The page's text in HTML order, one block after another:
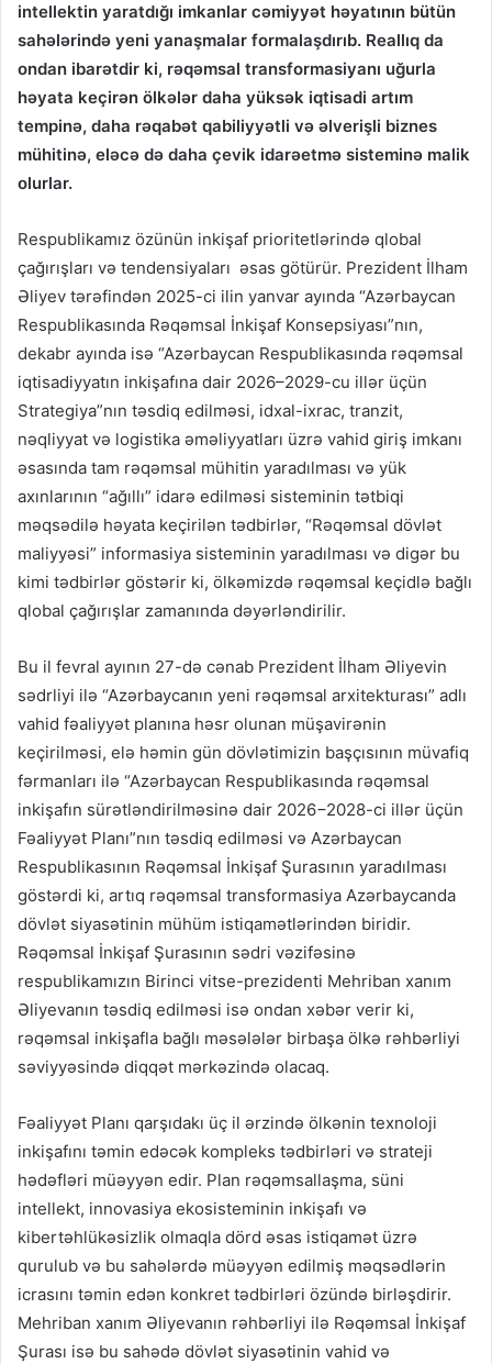
intellektin yaratdığı imkanlar cəmiyyət həyatının bütün
sahələrində yeni yanaşmalar formalaşdırıb. Reallıq da
ondan ibarətdir ki, rəqəmsal transformasiyanı uğurla
həyata keçirən ölkələr daha yüksək iqtisadi artım
tempinə, daha rəqabət qabiliyyətli və əlverişli biznes
mühitinə, eləcə də daha çevik idarəetmə sisteminə malik
olurlar.
Respublikamız özünün inkişaf prioritetlərində qlobal
çağırışları və tendensiyaları əsas götürür. Prezident İlham
Əliyev tərəfindən 2025-ci ilin yanvar ayında “Azərbaycan
Respublikasında Rəqəmsal İnkişaf Konsepsiyası”nın,
dekabr ayında isə “Azərbaycan Respublikasında rəqəmsal
iqtisadiyyatın inkişafına dair 2026–2029-cu illər üçün
Strategiya”nın təsdiq edilməsi, idxal-ixrac, tranzit,
nəqliyyat və logistika əməliyyatları üzrə vahid giriş imkanı
əsasında tam rəqəmsal mühitin yaradılması və yük
axınlarının “ağıllı” idarə edilməsi sisteminin tətbiqi
məqsədilə həyata keçirilən tədbirlər, “Rəqəmsal dövlət
maliyyəsi” informasiya sisteminin yaradılması və digər bu
kimi tədbirlər göstərir ki, ölkəmizdə rəqəmsal keçidlə bağlı
qlobal çağırışlar zamanında dəyərləndirilir.
Bu il fevral ayının 27-də cənab Prezident İlham Əliyevin
sədrliyi ilə “Azərbaycanın yeni rəqəmsal arxitekturası” adlı
vahid fəaliyyət planına həsr olunan müşavirənin
keçirilməsi, elə həmin gün dövlətimizin başçısının müvafiq
fərmanları ilə “Azərbaycan Respublikasında rəqəmsal
inkişafın sürətləndirilməsinə dair 2026−2028-ci illər üçün
Fəaliyyət Planı”nın təsdiq edilməsi və Azərbaycan
Respublikasının Rəqəmsal İnkişaf Şurasının yaradılması
göstərdi ki, artıq rəqəmsal transformasiya Azərbaycanda
dövlət siyasətinin mühüm istiqamətlərindən biridir.
Rəqəmsal İnkişaf Şurasının sədri vəzifəsinə
respublikamızın Birinci vitse-prezidenti Mehriban xanım
Əliyevanın təsdiq edilməsi isə ondan xəbər verir ki,
rəqəmsal inkişafla bağlı məsələlər birbaşa ölkə rəhbərliyi
səviyyəsində diqqət mərkəzində olacaq.
Fəaliyyət Planı qarşıdakı üç il ərzində ölkənin texnoloji
inkişafını təmin edəcək kompleks tədbirləri və strateji
hədəfləri müəyyən edir. Plan rəqəmsallaşma, süni
intellekt, innovasiya ekosisteminin inkişafı və
kibertəhlükəsizlik olmaqla dörd əsas istiqamət üzrə
qurulub və bu sahələrdə müəyyən edilmiş məqsədlərin
icrasını təmin edən konkret tədbirləri özündə birləşdirir.
Mehriban xanım Əliyevanın rəhbərliyi ilə Rəqəmsal İnkişaf
Şurası isə bu sahədə dövlət siyasətinin vahid və